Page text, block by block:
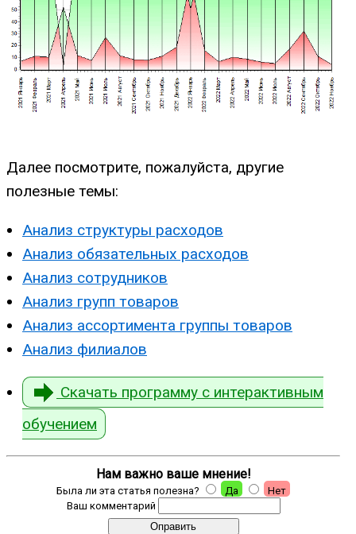
Далее посмотрите, пожалуйста, другие
полезные темы:
Анализ структуры расходов
Анализ обязательных расходов
Анализ сотрудников
Анализ групп товаров
Анализ ассортимента группы товаров
Анализ филиалов
Скачать программу с интерактивным
обучением
Нам важно ваше мнение!
Была ли эта статья полезна? Да
Нет
Ваш комментарий